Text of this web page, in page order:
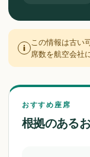
i
この情報は古い
席数を航空会社
おすすめ座席
根拠のある